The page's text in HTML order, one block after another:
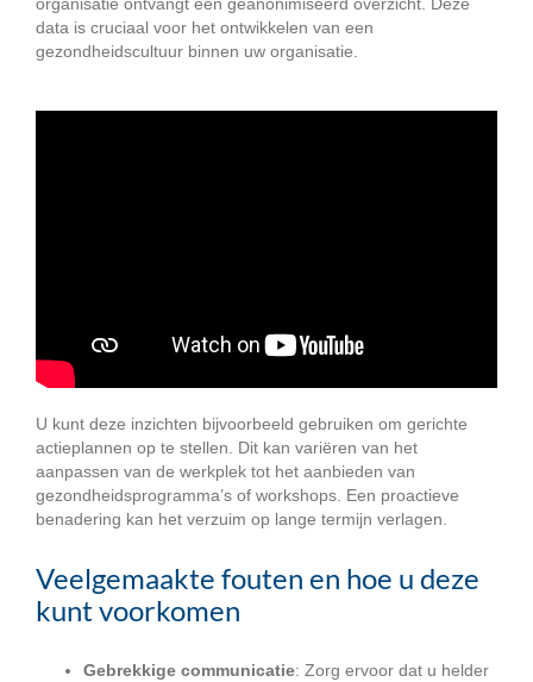
organisatie ontvangt een geanonimiseerd overzicht. Deze
data is cruciaal voor het ontwikkelen van een
gezondheidscultuur binnen uw organisatie.
U kunt deze inzichten bijvoorbeeld gebruiken om gerichte
actieplannen op te stellen. Dit kan variëren van het
aanpassen van de werkplek tot het aanbieden van
gezondheidsprogramma’s of workshops. Een proactieve
benadering kan het verzuim op lange termijn verlagen.
Veelgemaakte fouten en hoe u deze
kunt voorkomen
Gebrekkige communicatie: Zorg ervoor dat u helder